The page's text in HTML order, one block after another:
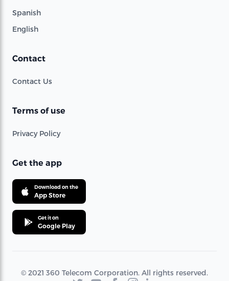
Spanish
English
Contact
Contact Us
Terms of use
Privacy Policy
Get the app
Download on the
App Store
Get it on
Google Play
© 2021 360 Telecom Corporation. All rights reserved.